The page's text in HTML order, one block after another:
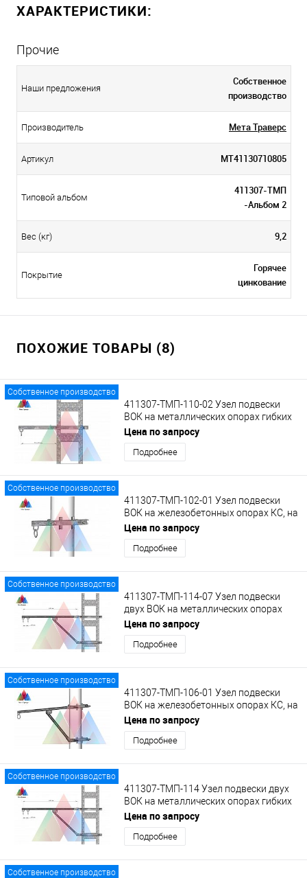
ХАРАКТЕРИСТИКИ:
Прочие
Наши предложения
Собственное
производство
Производитель Мета Траверс
Артикул МТ41130710805
Типовой альбом
411307-ТМП
-Альбом 2
Вес (кг) 9,2
Покрытие
Горячее
цинкование
ПОХОЖИЕ ТОВАРЫ (8)
Собственное производство
411307-ТМП-110-02 Узел подвески
ВОК на металлических опорах гибких
поперечин на удлиненном кронштейне
с кольцом
Цена по запросу
Подробнее
Собственное производство
411307-ТМП-102-01 Узел подвески
ВОК на железобетонных опорах КС, на
кронштейне с кольцом.
Цена по запросу
Подробнее
Собственное производство
411307-ТМП-114-07 Узел подвески
двух ВОК на металлических опорах
гибких поперечин на кронштейне КВ-2
с кольцами
Цена по запросу
Подробнее
Собственное производство
411307-ТМП-106-01 Узел подвески
ВОК на железобетонных опорах КС, на
кронштейне КВ-1 с кольцом.
Цена по запросу
Подробнее
Собственное производство
411307-ТМП-114 Узел подвески двух
ВОК на металлических опорах гибких
поперечин на кронштейне КВ-2 с
кольцами
Цена по запросу
Подробнее
Собственное производство